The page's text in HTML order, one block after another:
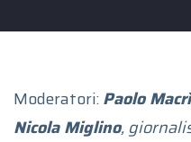
Moderatori:Paolo Macrì
Nicola Miglino,